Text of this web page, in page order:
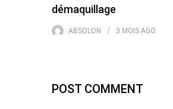
démaquillage
ABSOLON 3 MOIS AGO
POST COMMENT